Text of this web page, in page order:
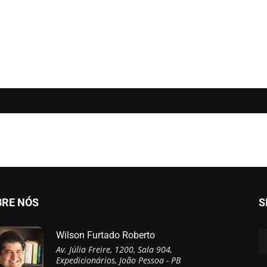
NÓS
Wilson Furtado Roberto
Av. Júlia Freire, 1200, Sala 904,
Expedicionários, João Pessoa - PB